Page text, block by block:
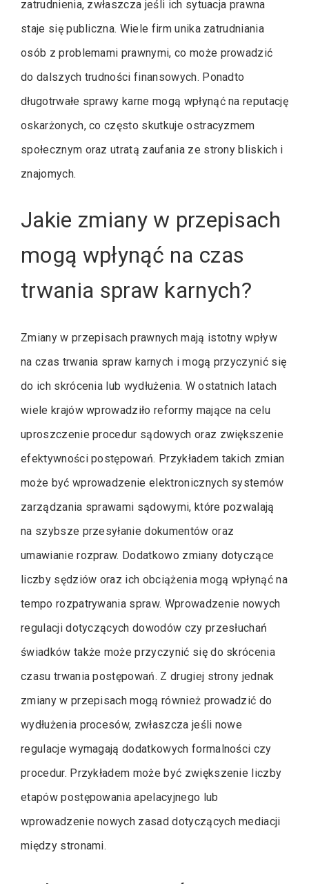
zatrudnienia, zwłaszcza jeśli ich sytuacja prawna
staje się publiczna. Wiele firm unika zatrudniania
osób z problemami prawnymi, co może prowadzić
do dalszych trudności finansowych. Ponadto
długotrwałe sprawy karne mogą wpłynąć na reputację
oskarżonych, co często skutkuje ostracyzmem
społecznym oraz utratą zaufania ze strony bliskich i
znajomych.
Jakie zmiany w przepisach
mogą wpłynąć na czas
trwania spraw karnych?
Zmiany w przepisach prawnych mają istotny wpływ
na czas trwania spraw karnych i mogą przyczynić się
do ich skrócenia lub wydłużenia. W ostatnich latach
wiele krajów wprowadziło reformy mające na celu
uproszczenie procedur sądowych oraz zwiększenie
efektywności postępowań. Przykładem takich zmian
może być wprowadzenie elektronicznych systemów
zarządzania sprawami sądowymi, które pozwalają
na szybsze przesyłanie dokumentów oraz
umawianie rozpraw. Dodatkowo zmiany dotyczące
liczby sędziów oraz ich obciążenia mogą wpłynąć na
tempo rozpatrywania spraw. Wprowadzenie nowych
regulacji dotyczących dowodów czy przesłuchań
świadków także może przyczynić się do skrócenia
czasu trwania postępowań. Z drugiej strony jednak
zmiany w przepisach mogą również prowadzić do
wydłużenia procesów, zwłaszcza jeśli nowe
regulacje wymagają dodatkowych formalności czy
procedur. Przykładem może być zwiększenie liczby
etapów postępowania apelacyjnego lub
wprowadzenie nowych zasad dotyczących mediacji
między stronami.